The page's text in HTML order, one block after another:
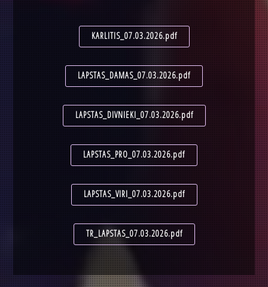
KARLITIS_07.03.2026.pdf
LAPSTAS_DAMAS_07.03.2026.pdf
LAPSTAS_DIVNIEKI_07.03.2026.pdf
LAPSTAS_PRO_07.03.2026.pdf
LAPSTAS_VIRI_07.03.2026.pdf
TR_LAPSTAS_07.03.2026.pdf